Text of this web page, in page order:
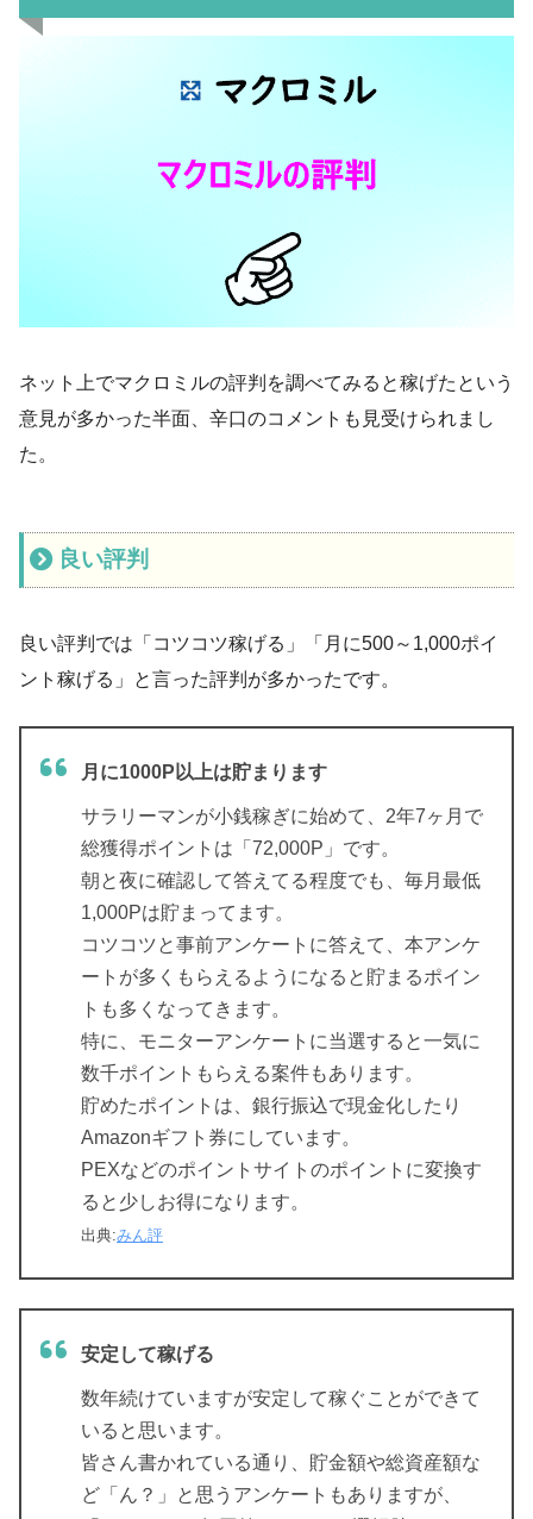
ネット上でマクロミルの評判を調べてみると稼げたという
意見が多かった半面、辛口のコメントも見受けられまし
た。
良い評判
良い評判では「コツコツ稼げる」「月に500～1,000ポイ
ント稼げる」と言った評判が多かったです。
月に1000P以上は貯まります
サラリーマンが小銭稼ぎに始めて、2年7ヶ月で
総獲得ポイントは「72,000P」です。
朝と夜に確認して答えてる程度でも、毎月最低
1,000Pは貯まってます。
コツコツと事前アンケートに答えて、本アンケ
ートが多くもらえるようになると貯まるポイン
トも多くなってきます。
特に、モニターアンケートに当選すると一気に
数千ポイントもらえる案件もあります。
貯めたポイントは、銀行振込で現金化したり
Amazonギフト券にしています。
PEXなどのポイントサイトのポイントに変換す
ると少しお得になります。
出典:みん評
安定して稼げる
数年続けていますが安定して稼ぐことができて
いると思います。
皆さん書かれている通り、貯金額や総資産額な
ど「ん？」と思うアンケートもありますが、